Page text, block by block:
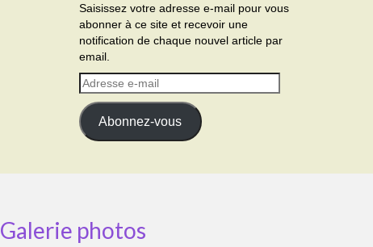
Saisissez votre adresse e-mail pour vous
abonner à ce site et recevoir une
notification de chaque nouvel article par
email.
Adresse
e-
mail
Abonnez-vous
Galerie photos